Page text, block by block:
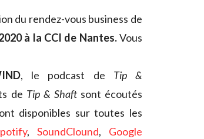
du rendez-vous business de
à la CCI de Nantes.Vous
, le podcast de Tip &
de Tip & Shaftsont écoutés
disponibles sur toutes les
, SoundClound, Google